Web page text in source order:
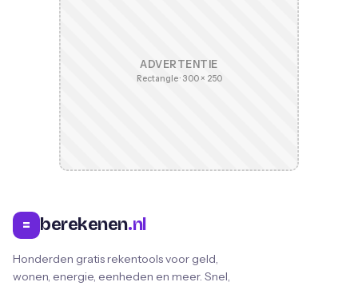
ADVERTENTIE
Rectangle · 300 × 250
= berekenen.nl
Honderden gratis rekentools voor geld,
wonen, energie, eenheden en meer. Snel,